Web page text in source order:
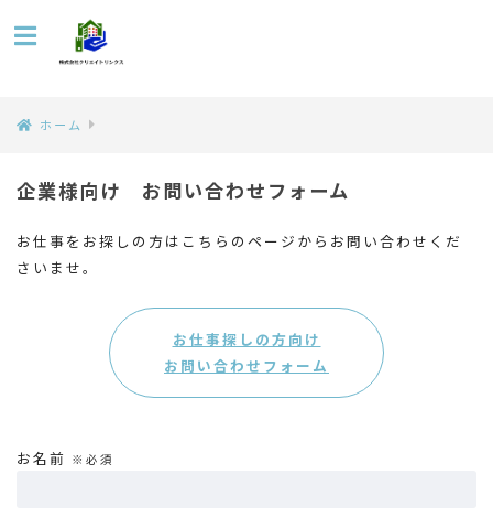
ホーム
企業様向け お問い合わせフォーム
お仕事をお探しの方はこちらのページからお問い合わせくだ
さいませ。
お仕事探しの方向け
お問い合わせフォーム
お名前 ※必須